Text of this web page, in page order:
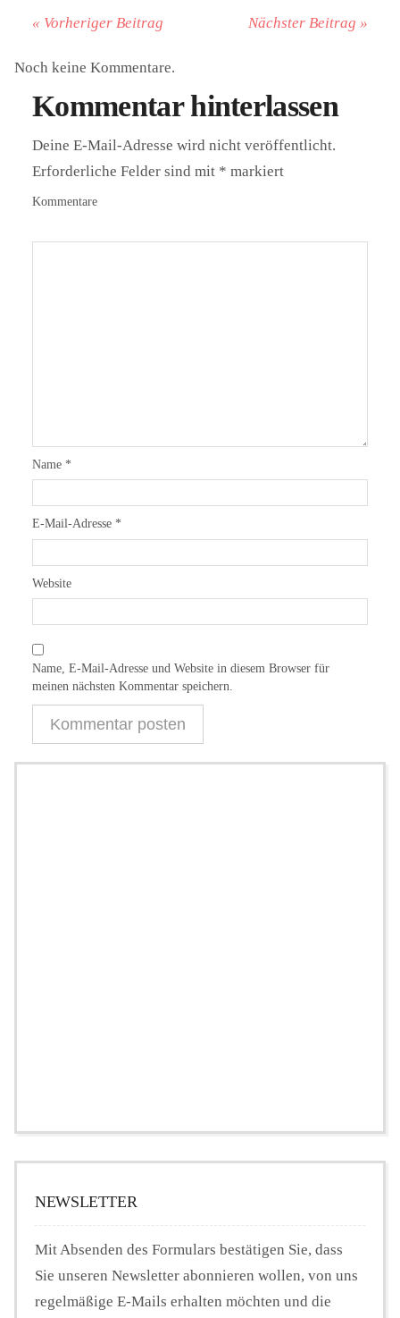
« Vorheriger Beitrag Nächster Beitrag »
Noch keine Kommentare.
Kommentar hinterlassen
Deine E-Mail-Adresse wird nicht veröffentlicht.
Erforderliche Felder sind mit * markiert
Kommentare
Name *
E-Mail-Adresse *
Website
Name, E-Mail-Adresse und Website in diesem Browser für
meinen nächsten Kommentar speichern.
NEWSLETTER
Mit Absenden des Formulars bestätigen Sie, dass
Sie unseren Newsletter abonnieren wollen, von uns
regelmäßige E-Mails erhalten möchten und die